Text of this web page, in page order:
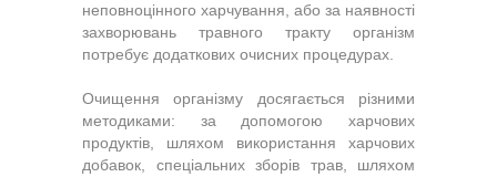
неповноцінного харчування, або за наявності
захворювань травного тракту організм
потребує додаткових очисних процедурах.
Очищення організму досягається різними
методиками: за допомогою харчових
продуктів, шляхом використання харчових
добавок, спеціальних зборів трав, шляхом